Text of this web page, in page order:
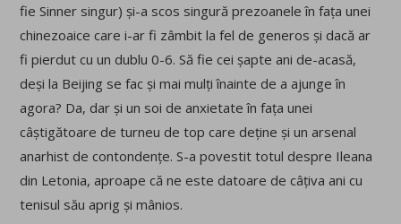
fie Sinner singur) și-a scos singură prezoanele în fața unei
chinezoaice care i-ar fi zâmbit la fel de generos și dacă ar
fi pierdut cu un dublu 0-6. Să fie cei șapte ani de-acasă,
deși la Beijing se fac și mai mulți înainte de a ajunge în
agora? Da, dar și un soi de anxietate în fața unei
câștigătoare de turneu de top care deține și un arsenal
anarhist de contondențe. S-a povestit totul despre Ileana
din Letonia, aproape că ne este datoare de câțiva ani cu
tenisul său aprig și mânios.